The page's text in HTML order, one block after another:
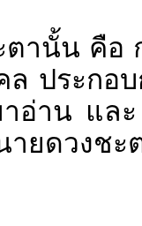
านั้น คือ
ประกอ
อ่าน แล
ยดวงชะ